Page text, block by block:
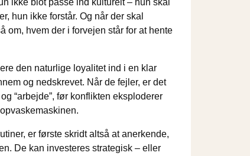
hun ikke forstår. Og når der skal
om, hvem der i forvejen står for at hente
den naturlige loyalitet ind i en klar
og nedskrevet. Når de fejler, er det
“arbejde”, før konflikten eksploderer
er første skridt altså at anerkende,
De kan investeres strategisk – eller